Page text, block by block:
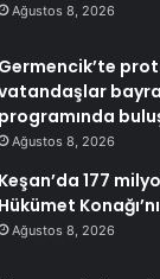
Ağustos 8, 2026
Germencik’te
programında
Ağustos 8, 2026
Keşan’da 177
Hükümet
Ağustos 8, 2026